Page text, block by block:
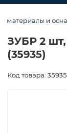
материалы и
ЗУБР 2
(35935)
Код товара: 35935